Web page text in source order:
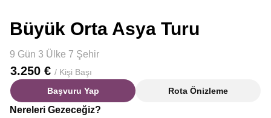
Büyük Orta Asya Turu
9 Gün 3 Ülke 7 Şehir
3.250 € / Kişi Başı
Başvuru Yap
Rota Önizleme
Nereleri Gezeceğiz?